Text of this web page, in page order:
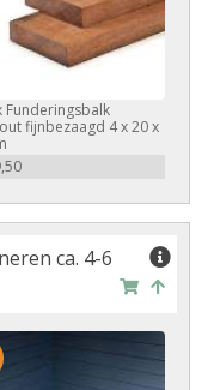
Funderingsbalk
fijnbezaagd 4 x 20 x
ca. 4-6